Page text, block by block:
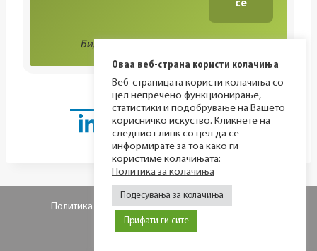
Биди во тек со сите активности!
© 2026 МИР фондација
Политика за приватност Политика за колачиња
Оваа веб-страна користи колачиња
Веб-страницата користи колачиња со
цел непречено функционирање,
статистики и подобрување на Вашето
корисничко искуство. Кликнете на
следниот линк со цел да се
информирате за тоа како ги
користиме колачињата:
Политика за колачиња
Подесувања за колачиња
Прифати ги сите